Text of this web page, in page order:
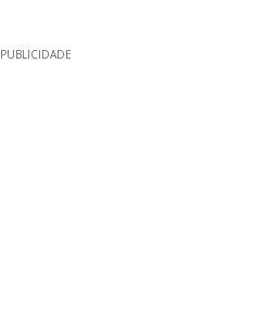
PUBLICIDADE